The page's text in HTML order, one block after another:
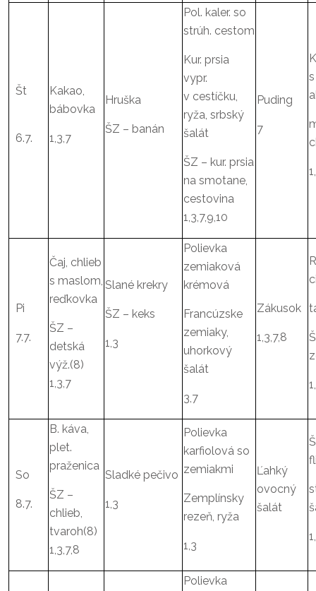
Št
6.7.
Kakao,
bábovka
1,3,7
Hruška
ŠZ – banán
Pol. kaler. so
strúh. cestom
Kur. prsia
vypr.
v cestíčku,
ryža, srbský
šalát
ŠZ – kur. prsia
na smotane,
cestovina
1,3,7,9,10
Puding
7
Pi
7.7.
Čaj, chlieb
s maslom,
reďkovka
ŠZ –
detská
výž.(8)
1,3,7
Slané krekry
ŠZ – keks
1,3
Polievka
zemiaková
krémová
Francúzske
zemiaky,
uhorkový
šalát
3,7
Zákusok
1,3,7,8
So
8.7.
B. káva,
plet.
praženica
ŠZ –
chlieb,
tvaroh(8)
1,3,7,8
Sladké pečivo
1,3
Polievka
karfiolová so
zemiakmi
Zemplínsky
rezeň, ryža
1,3
Ľahký
ovocný
šalát
Polievka